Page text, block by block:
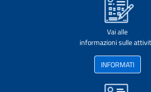
Vai alle
informazioni sulle
INFORMATI